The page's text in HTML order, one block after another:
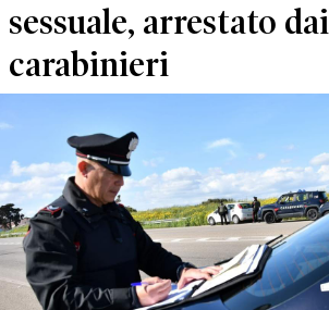
sessuale, arrestato dai
carabinieri